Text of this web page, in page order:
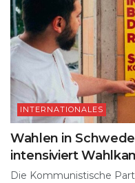
INTERNATIONALES
Wahlen in
intensiviert
Die Kommunistische